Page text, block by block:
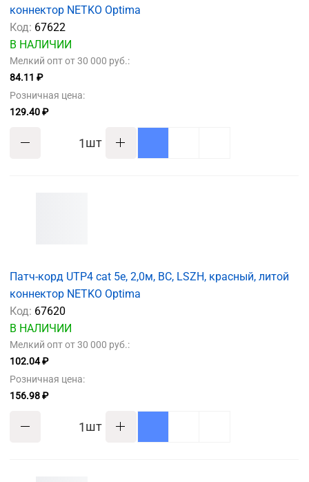
коннектор NETKO Optima
Код: 67622
В НАЛИЧИИ
Мелкий опт от 30 000 руб.:
84.11 ₽
Розничная цена:
129.40 ₽
шт
Патч-корд UTP4 cat 5e, 2,0м, ВС, LSZH, красный, литой
коннектор NETKO Optima
Код: 67620
В НАЛИЧИИ
Мелкий опт от 30 000 руб.:
102.04 ₽
Розничная цена:
156.98 ₽
шт